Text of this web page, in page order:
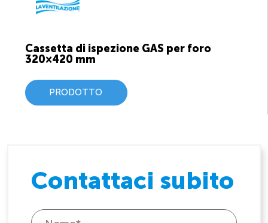
Cassetta di ispezione GAS per foro
320×420 mm
PRODOTTO
Contattaci subito